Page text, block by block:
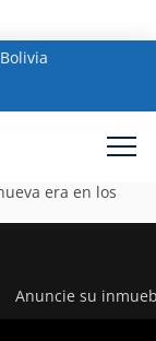
Bolivia
era en los
Anuncie su